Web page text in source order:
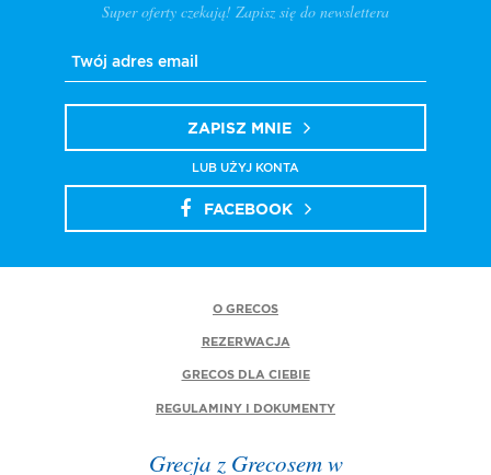
Super oferty czekają! Zapisz się do newslettera
ZAPISZ MNIE
LUB UŻYJ KONTA
FACEBOOK
O GRECOS
REZERWACJA
GRECOS DLA CIEBIE
REGULAMINY I DOKUMENTY
Grecja z Grecosem w